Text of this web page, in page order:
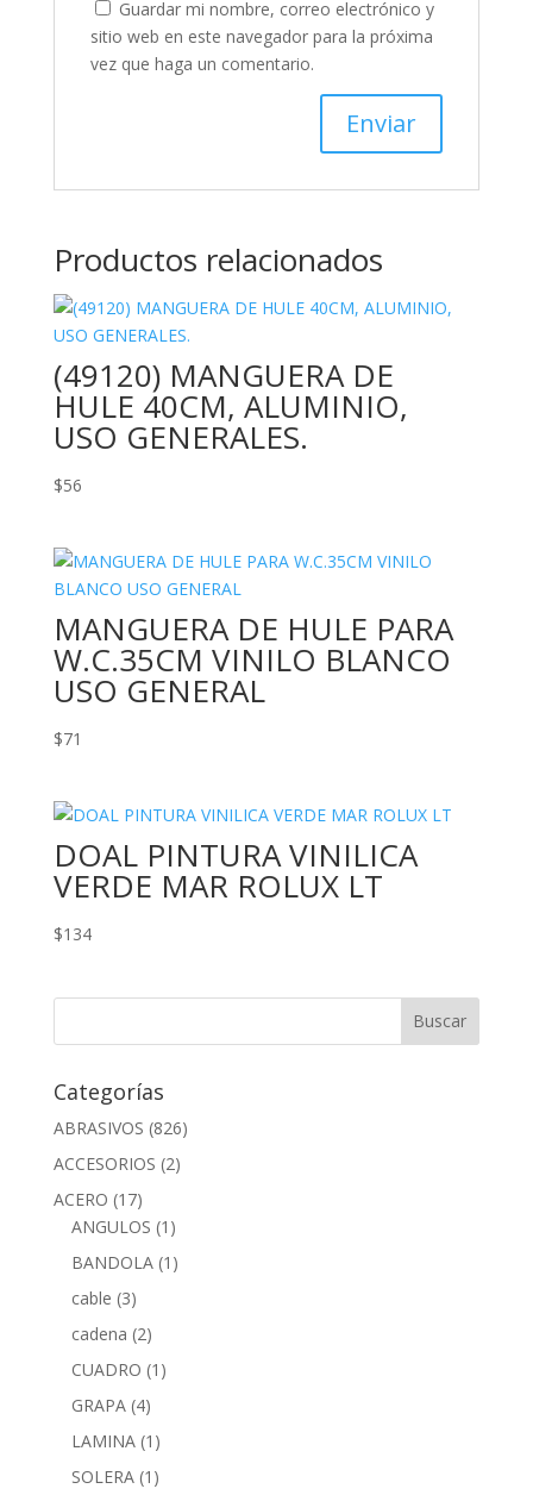
Guardar mi nombre, correo electrónico y
sitio web en este navegador para la próxima
vez que haga un comentario.
Productos relacionados
(49120) MANGUERA DE
HULE 40CM, ALUMINIO,
USO GENERALES.
$56
MANGUERA DE HULE PARA
W.C.35CM VINILO BLANCO
USO GENERAL
$71
DOAL PINTURA VINILICA
VERDE MAR ROLUX LT
$134
Categorías
ABRASIVOS (826)
ACCESORIOS (2)
ACERO (17)
ANGULOS (1)
BANDOLA (1)
cable (3)
cadena (2)
CUADRO (1)
GRAPA (4)
LAMINA (1)
SOLERA (1)